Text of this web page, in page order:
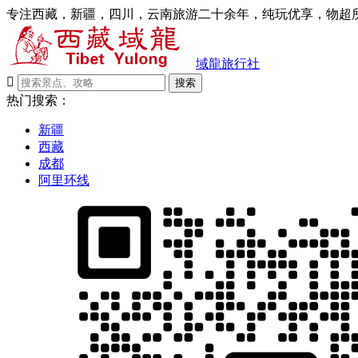
专注西藏，新疆，四川，云南旅游二十余年，纯玩优享，物超
域龍旅行社

搜索
热门搜索：
新疆
西藏
成都
阿里环线